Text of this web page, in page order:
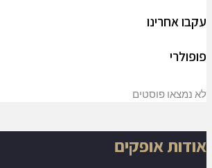
עקבו אחרינו
פופולרי
לא נמצאו פוסטים
אודות אופקים